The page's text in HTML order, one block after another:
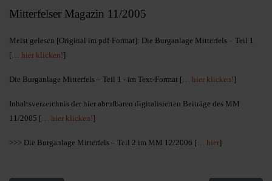
Mitterfelser Magazin 11/2005
Meist gelesen [Original im pdf-Format]: Die Burganlage Mitterfels – Teil 1
[… hier klicken!]
Die Burganlage Mitterfels – Teil 1 - im Text-Format [… hier klicken!]
Inhaltsverzeichnis der hier abrufbaren digitalisierten Beiträge des MM
11/2005 [… hier klicken!]
>>> Die Burganlage Mitterfels – Teil 2 im MM 12/2006 [… hier]